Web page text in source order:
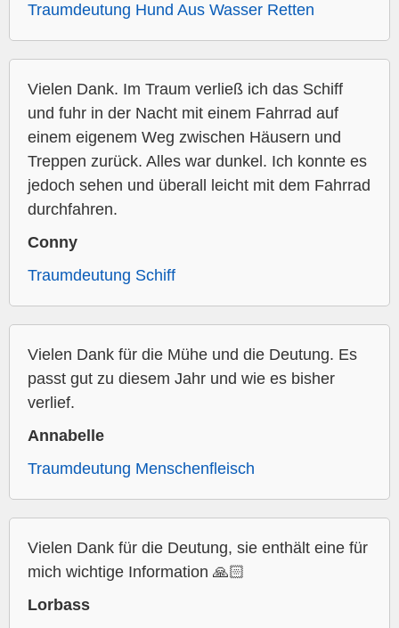
Traumdeutung Hund Aus Wasser Retten
Vielen Dank. Im Traum verließ ich das Schiff
und fuhr in der Nacht mit einem Fahrrad auf
einem eigenem Weg zwischen Häusern und
Treppen zurück. Alles war dunkel. Ich konnte es
jedoch sehen und überall leicht mit dem Fahrrad
durchfahren.
Conny
Traumdeutung Schiff
Vielen Dank für die Mühe und die Deutung. Es
passt gut zu diesem Jahr und wie es bisher
verlief.
Annabelle
Traumdeutung Menschenfleisch
Vielen Dank für die Deutung, sie enthält eine für
mich wichtige Information 🙏🏻
Lorbass